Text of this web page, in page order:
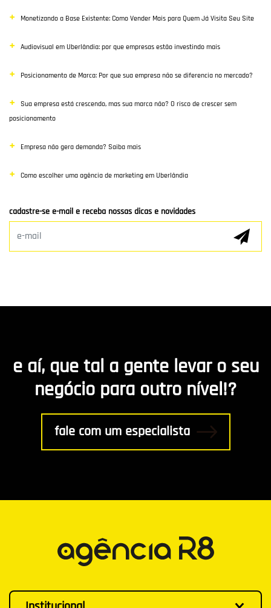
Google Ads
E-commerce
Poisiconamento e Branding
SEO
Marketing Digital
Desenvolvimento de app
R8 Indica
Gestão
Monetizando a Base Existente: Como Vender Mais para Quem Já Visita Seu Site
Audiovisual em Uberlândia: por que empresas estão investindo mais
Posicionamento de Marca: Por que sua empresa não se diferencia no mercado?
Sua empresa está crescendo, mas sua marca não? O risco de crescer sem
posicionamento
Empresa não gera demanda? Saiba mais
Como escolher uma agência de marketing em Uberlândia
cadastre-se e-mail e receba nossas dicas e novidades
e aí, que tal a gente levar o seu
negócio para outro nível!?
fale com um especialista